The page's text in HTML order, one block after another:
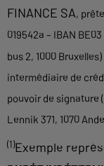
FINANCE SA,
019542a – IBAN
bus 2, 1000
intermédiaire de
pouvoir de signature
Lennik 371, 1070
(1)Exemple